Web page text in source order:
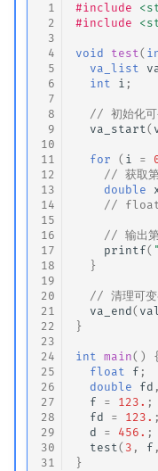
1
2
3
4
5
6
7
8
9
10
11
12
13
14
15
16
17
18
19
20
21
22
23
24
25
26
27
28
29
30
31
#include
#include
void test(
va_list
int
i ;
// 初始化可
va_start(
for ( i =
// 获取
double
// float
// 输出第
printf(
}
// 清理可变
va_end(
}
int main()
{
float
f ;
double
fd ,
f
= 123. ;
fd
= 123. ;
d
= 456. ;
test( 3 , f ,
}